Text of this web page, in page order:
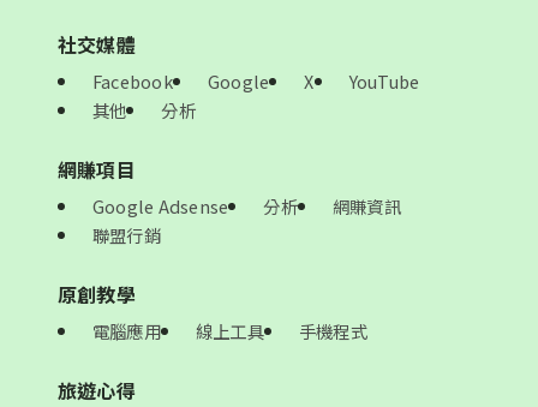
社交媒體
Facebook Google X
YouTube
其他
分析
網賺項目
Google Adsense 分析
網賺資訊
聯盟行銷
原創教學
電腦應用 線上工具 手機程式
旅遊心得